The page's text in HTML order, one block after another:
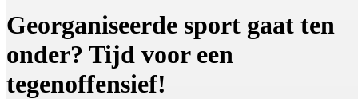
Georganiseerde sport gaat ten
onder? Tijd voor een
tegenoffensief!